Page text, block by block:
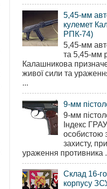
5,45-мм
кулемет
РПК-74)
5,45-мм
та 5,45-мм
Калашникова
живої сили та
...
9-мм
9-мм
Індекс
особистою
захисту,
ураження противника
Склад 16-
корпусу